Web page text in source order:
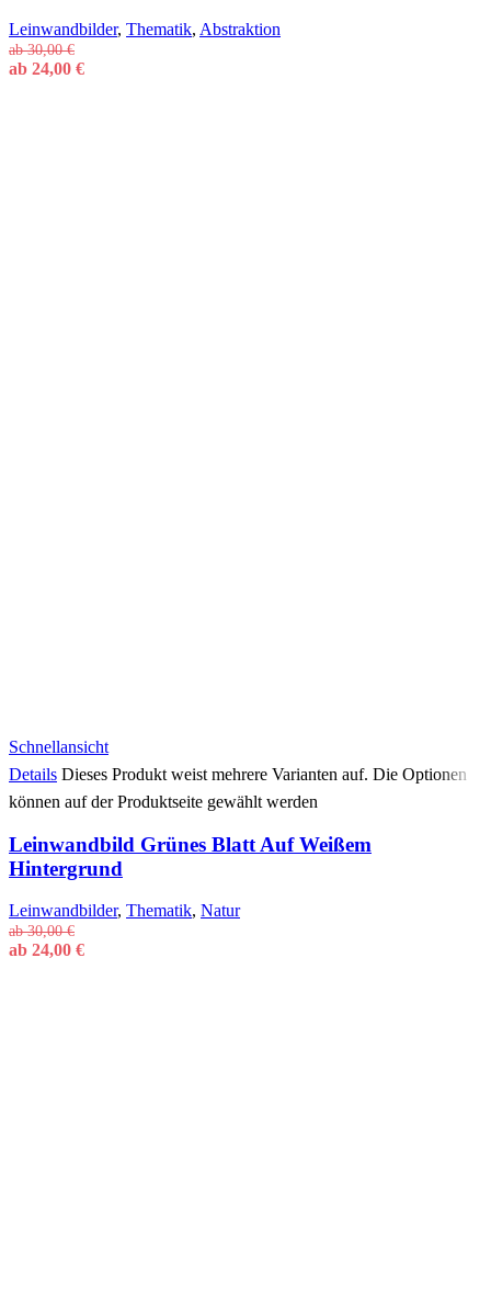
Leinwandbilder, Thematik, Abstraktion
ab30,00€
ab 24,00 €
Schnellansicht
Details Dieses Produkt weist mehrere Varianten auf. Die Optionen
können auf der Produktseite gewählt werden
Leinwandbild Grünes Blatt Auf Weißem
Hintergrund
Leinwandbilder, Thematik, Natur
ab30,00€
ab 24,00 €